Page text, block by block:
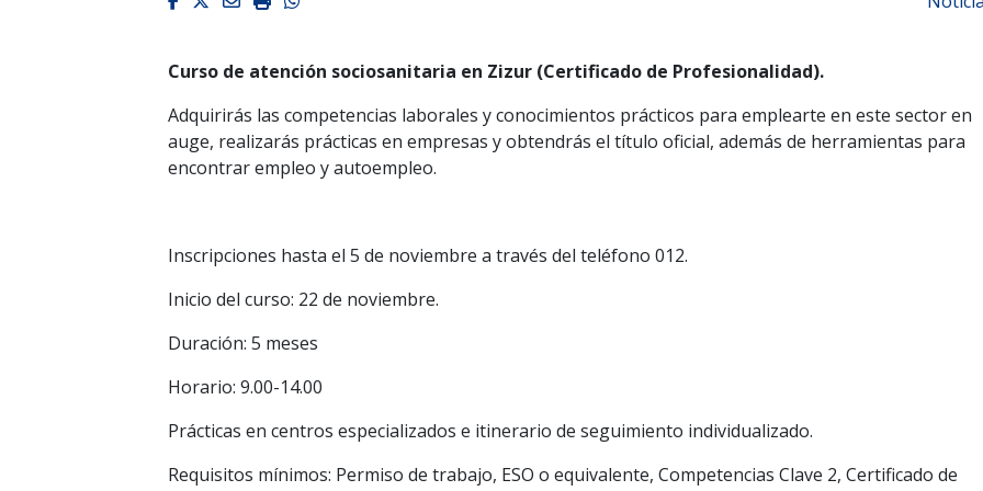
Curso de atención sociosanitaria en Zizur (Certificado de Profesionalidad).
Adquirirás las competencias laborales y conocimientos prácticos para emplearte en este sector en
auge, realizarás prácticas en empresas y obtendrás el título oficial, además de herramientas para
encontrar empleo y autoempleo.
Inscripciones hasta el 5 de noviembre a través del teléfono 012.
Inicio del curso: 22 de noviembre.
Duración: 5 meses
Horario: 9.00-14.00
Prácticas en centros especializados e itinerario de seguimiento individualizado.
Requisitos mínimos: Permiso de trabajo, ESO o equivalente, Competencias Clave 2, Certificado de